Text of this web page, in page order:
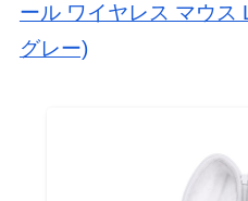
ール ワイヤレス マウス
グレー)